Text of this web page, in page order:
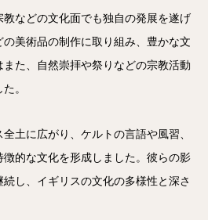
などの文化面でも独自の発展を遂げ
美術品の制作に取り組み、豊かな文
た、自然崇拝や祭りなどの宗教活動
。
土に広がり、ケルトの言語や風習、
的な文化を形成しました。彼らの影
し、イギリスの文化の多様性と深さ